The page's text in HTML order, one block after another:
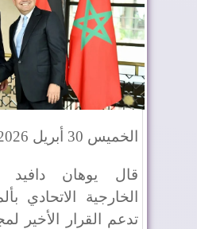
الخميس 30 أبريل 2026
قال يوهان دافيد
الخارجية الاتحادي
تدعم القرار الأخير